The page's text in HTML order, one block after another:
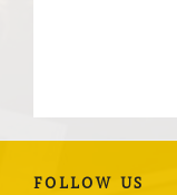
FOLLOW US